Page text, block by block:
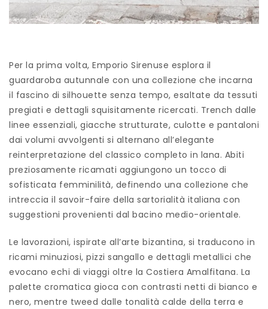
Per la prima volta, Emporio Sirenuse esplora il
guardaroba autunnale con una collezione che incarna
il fascino di silhouette senza tempo, esaltate da tessuti
pregiati e dettagli squisitamente ricercati. Trench dalle
linee essenziali, giacche strutturate, culotte e pantaloni
dai volumi avvolgenti si alternano all’elegante
reinterpretazione del classico completo in lana. Abiti
preziosamente ricamati aggiungono un tocco di
sofisticata femminilità, definendo una collezione che
intreccia il savoir-faire della sartorialità italiana con
suggestioni provenienti dal bacino medio-orientale.
Le lavorazioni, ispirate all’arte bizantina, si traducono in
ricami minuziosi, pizzi sangallo e dettagli metallici che
evocano echi di viaggi oltre la Costiera Amalfitana. La
palette cromatica gioca con contrasti netti di bianco e
nero, mentre tweed dalle tonalità calde della terra e